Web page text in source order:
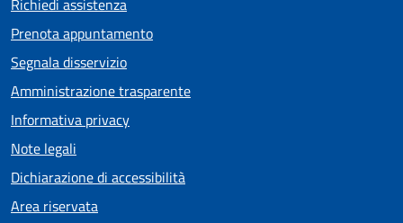
Richiedi assistenza
Prenota appuntamento
Segnala disservizio
Amministrazione trasparente
Informativa privacy
Note legali
Dichiarazione di accessibilità
Area riservata